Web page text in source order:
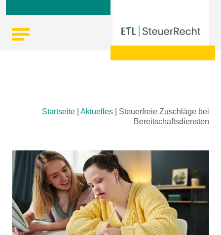
Startseite Aktuelles
Steuerfreie Zuschläge bei
Bereitschaftsdiensten